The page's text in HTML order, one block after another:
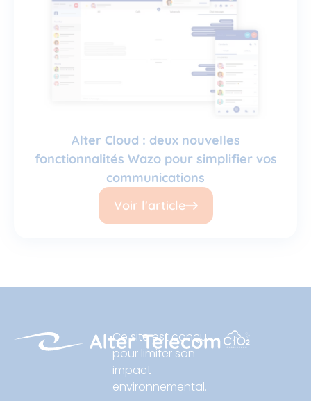
Alter Cloud : deux nouvelles
fonctionnalités Wazo pour simplifier vos
communications
Voir l'article
Ce site est conçu
pour limiter son
impact
environnemental.